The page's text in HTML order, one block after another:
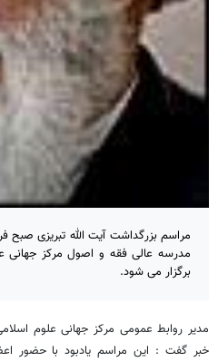
مدرسه عالی فقه و اصول مرکز جهانی
برگزار می شود.
مدیر روابط عمومی مرکز جهانی علوم
خبر گفت : این مراسم یادبود با حضور